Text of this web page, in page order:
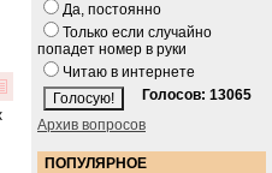
Да, постоянно
Только если случайно
попадет номер в руки
Читаю в интернете
Голосов: 13065
Архив вопросов
ПОПУЛЯРНОЕ